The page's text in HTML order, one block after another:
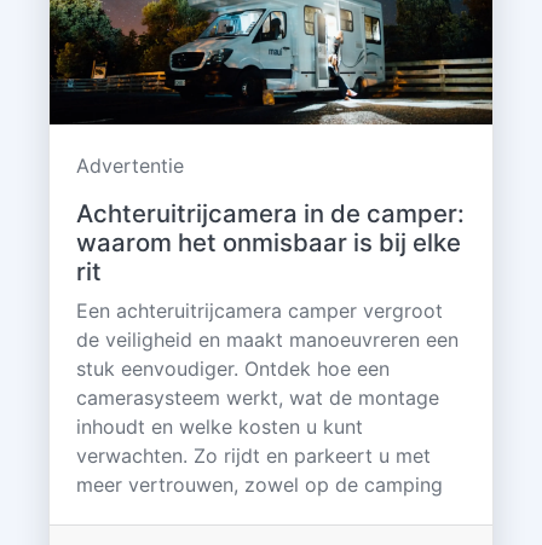
Advertentie
Achteruitrijcamera in de camper:
waarom het onmisbaar is bij elke
rit
Een achteruitrijcamera camper vergroot
de veiligheid en maakt manoeuvreren een
stuk eenvoudiger. Ontdek hoe een
camerasysteem werkt, wat de montage
inhoudt en welke kosten u kunt
verwachten. Zo rijdt en parkeert u met
meer vertrouwen, zowel op de camping